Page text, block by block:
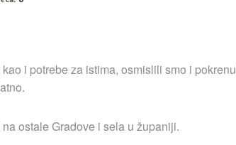
i potrebe za istima, osmislili smo i
ostale Gradove i sela u županiji.